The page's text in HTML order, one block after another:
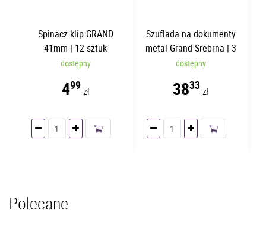
Spinacz klip GRAND
41mm | 12 sztuk
dostępny
499 zł
Szuflada na dokumenty
metal Grand Srebrna | 3
szuflady
dostępny
3833zł
Polecane